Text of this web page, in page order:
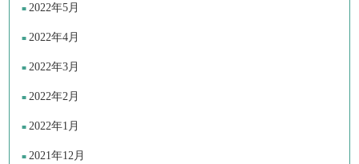
2022年5月
2022年4月
2022年3月
2022年2月
2022年1月
2021年12月